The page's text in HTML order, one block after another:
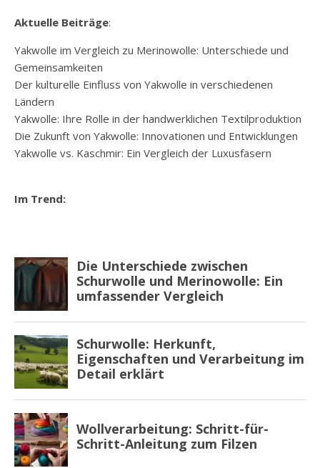
Aktuelle Beiträge:
Yakwolle im Vergleich zu Merinowolle: Unterschiede und
Gemeinsamkeiten
Der kulturelle Einfluss von Yakwolle in verschiedenen
Ländern
Yakwolle: Ihre Rolle in der handwerklichen Textilproduktion
Die Zukunft von Yakwolle: Innovationen und Entwicklungen
Yakwolle vs. Kaschmir: Ein Vergleich der Luxusfasern
Im Trend: